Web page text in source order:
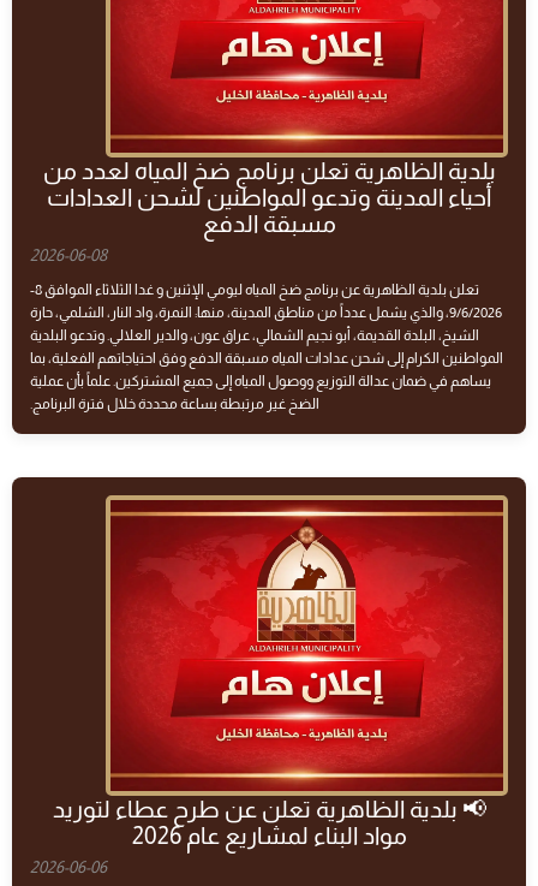
بلدية الظاهرية تعلن برنامج ضخ المياه لعدد من
أحياء المدينة وتدعو المواطنين لشحن العدادات
مسبقة الدفع
2026-06-08
تعلن بلدية الظاهرية عن برنامج ضخ المياه ليومي الإثنين و غدا الثلاثاء الموافق 8-
9/6/2026، والذي يشمل عدداً من مناطق المدينة، منها: النمرة، واد النار، الشلمي، حارة
الشيخ، البلدة القديمة، أبو نجيم الشمالي، عراق عون، والدير العلالي. وتدعو البلدية
المواطنين الكرام إلى شحن عدادات المياه مسبقة الدفع وفق احتياجاتهم الفعلية، بما
يساهم في ضمان عدالة التوزيع ووصول المياه إلى جميع المشتركين. علماً بأن عملية
الضخ غير مرتبطة بساعة محددة خلال فترة البرنامج.
📢 بلدية الظاهرية تعلن عن طرح عطاء لتوريد
مواد البناء لمشاريع عام 2026
2026-06-06